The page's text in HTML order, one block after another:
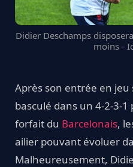
Didier Deschamps
moins -
Après son entrée en
basculé dans un 4-2-3-
forfait du Barcelonais,
ailier pouvant évoluer
Malheureusement,